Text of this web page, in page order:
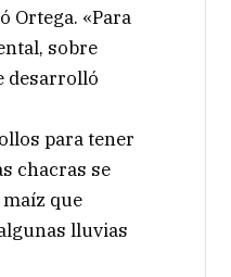
Ortega. «Para
sobre
desarrolló
para tener
chacras se
que
lluvias